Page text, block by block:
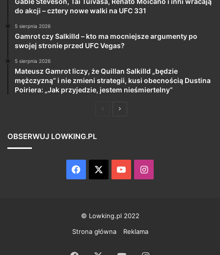
do akcji – cztery nowe walki na UFC 331
5 sierpnia 2026
Gamrot czy Salkilld – kto ma mocniejsze argumenty po
swojej stronie przed UFC Vegas?
5 sierpnia 2026
Mateusz Gamrot liczy, że Quillan Salkilld „będzie
mężczyzną” i nie zmieni strategii, kusi obecnością Dustina
Poiriera: „Jak przyjedzie, jestem nieśmiertelny”
PoprzedniaNastępna
OBSERWUJ LOWKING.PL
Facebook YouTubeInstagram
© Lowking.pl 2022
Strona główna
Reklama